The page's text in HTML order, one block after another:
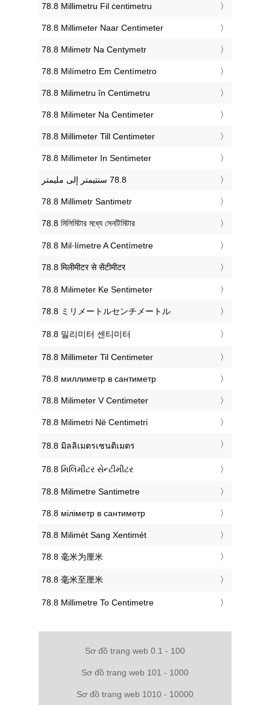
‎78.8 Millimetru Fil ċentimetru
‎78.8 Millimeter Naar Centimeter
‎78.8 Milimetr Na Centymetr
‎78.8 Milímetro Em Centímetro
‎78.8 Milimetru în Centimetru
‎78.8 Milimeter Na Centimeter
‎78.8 Millimeter Till Centimeter
‎78.8 Millimeter In Sentimeter
‎78.8 Millimetr Santimetr
‎78.8 মিলিমিটার মধ্যে সেনটিমিটার
‎78.8 Mil·límetre A Centímetre
‎78.8 मिलीमीटर से सेंटीमीटर
‎78.8 Milimeter Ke Sentimeter
‎78.8 ミリメートルセンチメートル
‎78.8 밀리미터 센티미터
‎78.8 Millimeter Til Centimeter
‎78.8 миллиметр в сантиметр
‎78.8 Milimeter V Centimeter
‎78.8 Milimetri Në Centimetri
‎78.8 มิลลิเมตรเซนติเมตร
‎78.8 મિલિમીટર સેન્ટીમીટર
‎78.8 Milimetre Santimetre
‎78.8 міліметр в сантиметр
‎78.8 Milimét Sang Xentimét
‎78.8 毫米为厘米
‎78.8 毫米至厘米
‎78.8 Millimetre To Centimetre
Sơ đồ trang web 0.1 - 100
Sơ đồ trang web 101 - 1000
Sơ đồ trang web 1010 - 10000